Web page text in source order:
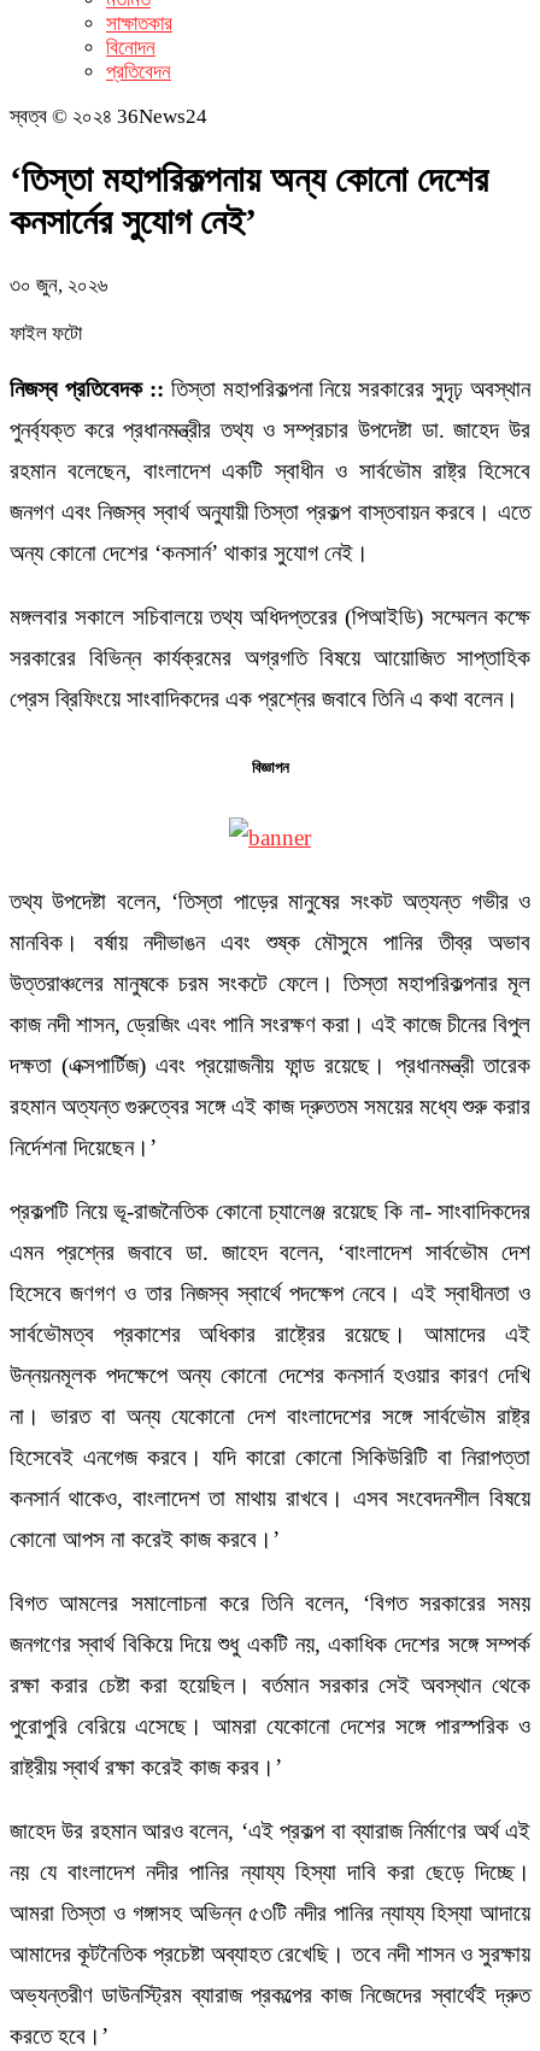
সাক্ষাতকার
বিনোদন
প্রতিবেদন
স্বত্ব © ২০২৪ 36News24
‘তিস্তা মহাপরিকল্পনায় অন্য কোনো দেশের
কনসার্নের সুযোগ নেই’
৩০ জুন, ২০২৬
ফাইল ফটো
নিজস্ব প্রতিবেদক :: তিস্তা মহাপরিকল্পনা নিয়ে সরকারের সুদৃঢ় অবস্থান
পুনর্ব্যক্ত করে প্রধানমন্ত্রীর তথ্য ও সম্প্রচার উপদেষ্টা ডা. জাহেদ উর
রহমান বলেছেন, বাংলাদেশ একটি স্বাধীন ও সার্বভৌম রাষ্ট্র হিসেবে
জনগণ এবং নিজস্ব স্বার্থ অনুযায়ী তিস্তা প্রকল্প বাস্তবায়ন করবে। এতে
অন্য কোনো দেশের ‘কনসার্ন’ থাকার সুযোগ নেই।
মঙ্গলবার সকালে সচিবালয়ে তথ্য অধিদপ্তরের (পিআইডি) সম্মেলন কক্ষে
সরকারের বিভিন্ন কার্যক্রমের অগ্রগতি বিষয়ে আয়োজিত সাপ্তাহিক
প্রেস ব্রিফিংয়ে সাংবাদিকদের এক প্রশ্নের জবাবে তিনি এ কথা বলেন।
বিজ্ঞাপন
তথ্য উপদেষ্টা বলেন, ‘তিস্তা পাড়ের মানুষের সংকট অত্যন্ত গভীর ও
মানবিক। বর্ষায় নদীভাঙন এবং শুষ্ক মৌসুমে পানির তীব্র অভাব
উত্তরাঞ্চলের মানুষকে চরম সংকটে ফেলে। তিস্তা মহাপরিকল্পনার মূল
কাজ নদী শাসন, ড্রেজিং এবং পানি সংরক্ষণ করা। এই কাজে চীনের বিপুল
দক্ষতা (এক্সপার্টিজ) এবং প্রয়োজনীয় ফান্ড রয়েছে। প্রধানমন্ত্রী তারেক
রহমান অত্যন্ত গুরুত্বের সঙ্গে এই কাজ দ্রুততম সময়ের মধ্যে শুরু করার
নির্দেশনা দিয়েছেন।’
প্রকল্পটি নিয়ে ভূ-রাজনৈতিক কোনো চ্যালেঞ্জ রয়েছে কি না- সাংবাদিকদের
এমন প্রশ্নের জবাবে ডা. জাহেদ বলেন, ‘বাংলাদেশ সার্বভৌম দেশ
হিসেবে জণগণ ও তার নিজস্ব স্বার্থে পদক্ষেপ নেবে। এই স্বাধীনতা ও
সার্বভৌমত্ব প্রকাশের অধিকার রাষ্ট্রের রয়েছে। আমাদের এই
উন্নয়নমূলক পদক্ষেপে অন্য কোনো দেশের কনসার্ন হওয়ার কারণ দেখি
না। ভারত বা অন্য যেকোনো দেশ বাংলাদেশের সঙ্গে সার্বভৌম রাষ্ট্র
হিসেবেই এনগেজ করবে। যদি কারো কোনো সিকিউরিটি বা নিরাপত্তা
কনসার্ন থাকেও, বাংলাদেশ তা মাথায় রাখবে। এসব সংবেদনশীল বিষয়ে
কোনো আপস না করেই কাজ করবে।’
বিগত আমলের সমালোচনা করে তিনি বলেন, ‘বিগত সরকারের সময়
জনগণের স্বার্থ বিকিয়ে দিয়ে শুধু একটি নয়, একাধিক দেশের সঙ্গে সম্পর্ক
রক্ষা করার চেষ্টা করা হয়েছিল। বর্তমান সরকার সেই অবস্থান থেকে
পুরোপুরি বেরিয়ে এসেছে। আমরা যেকোনো দেশের সঙ্গে পারস্পরিক ও
রাষ্ট্রীয় স্বার্থ রক্ষা করেই কাজ করব।’
জাহেদ উর রহমান আরও বলেন, ‘এই প্রকল্প বা ব্যারাজ নির্মাণের অর্থ এই
নয় যে বাংলাদেশ নদীর পানির ন্যায্য হিস্যা দাবি করা ছেড়ে দিচ্ছে।
আমরা তিস্তা ও গঙ্গাসহ অভিন্ন ৫৩টি নদীর পানির ন্যায্য হিস্যা আদায়ে
আমাদের কূটনৈতিক প্রচেষ্টা অব্যাহত রেখেছি। তবে নদী শাসন ও সুরক্ষায়
অভ্যন্তরীণ ডাউনস্ট্রিম ব্যারাজ প্রকল্পের কাজ নিজেদের স্বার্থেই দ্রুত
করতে হবে।’